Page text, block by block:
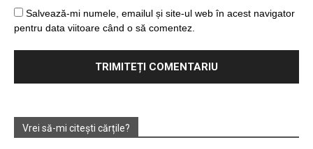
Salvează-mi numele, emailul și site-ul web în acest navigator
pentru data viitoare când o să comentez.
Vrei să-mi citești cărțile?